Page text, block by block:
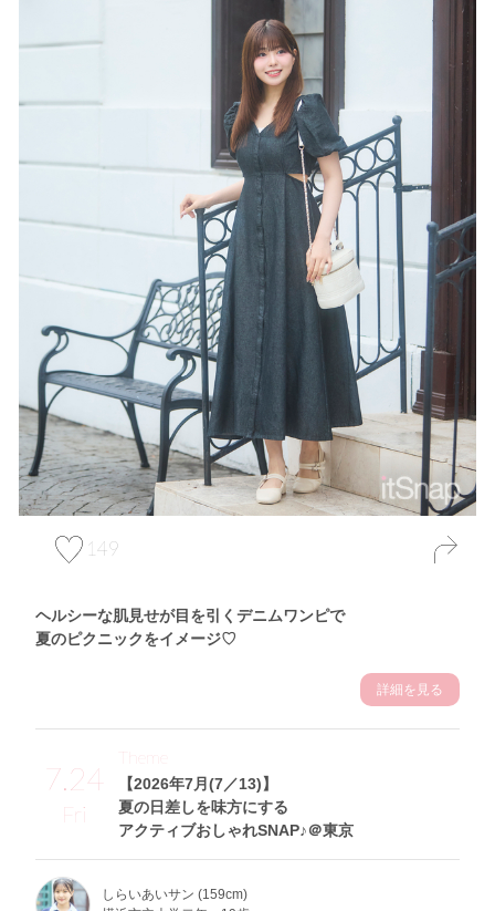
149
ヘルシーな肌見せが目を引くデニムワンピで
夏のピクニックをイメージ♡
詳細を見る
7.24
Fri
【2026年7月(7／13)】
夏の日差しを味方にする
アクティブおしゃれSNAP♪＠東京
Theme
しらいあいサン (159cm)